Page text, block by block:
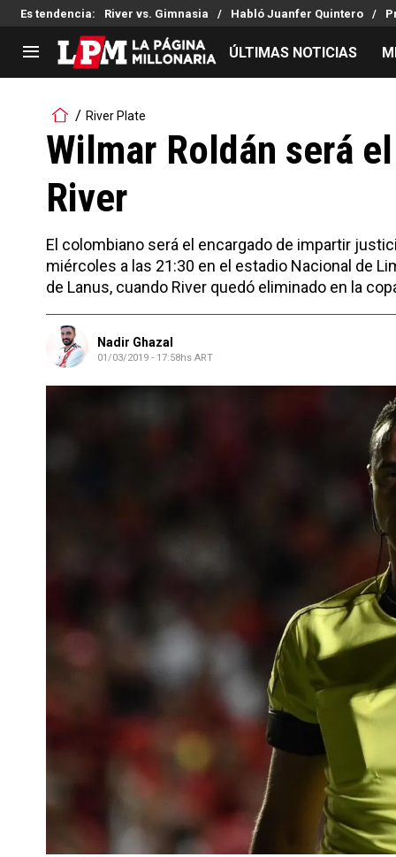
Es tendencia: River vs. Gimnasia Habló Juanfer Quintero
LIGA PROFESIONAL
Noticias
Tabla de posiciones
Fixture
Reserva
Copa Sudamericana
Copa Argentina
ÚLTIMAS NOTICIAS
River Plate
Wilmar Roldán será
River
El colombiano será el encargado de impartir
miércoles a las 21:30 en el estadio Nacional de
de Lanus, cuando River quedó eliminado en la
Nadir Ghazal
01/03/2019 - 17:58hs ART